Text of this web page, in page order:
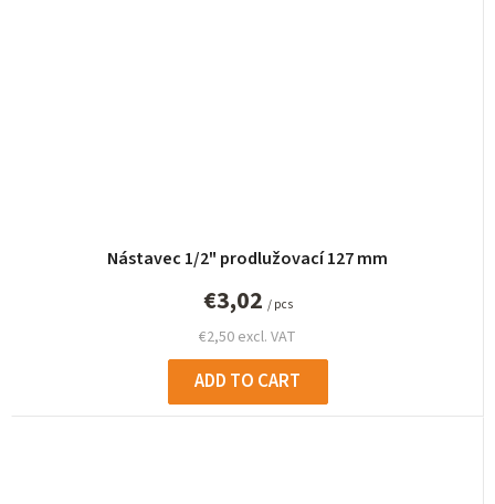
Nástavec 1/2" prodlužovací 127 mm
€2,50 excl. VAT
€3,02 / pcs
ADD TO CART